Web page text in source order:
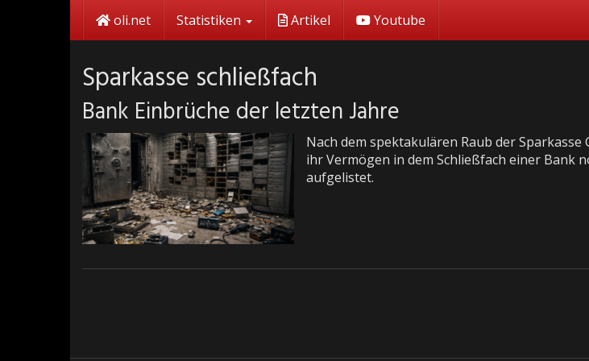
oli.net Statistiken Artikel Youtube
Sparkasse schließfach
Bank Einbrüche der letzten Jahre
Nach dem spektakulären Raub der
ihr Vermögen in dem Schließfach einer Bank
aufgelistet.